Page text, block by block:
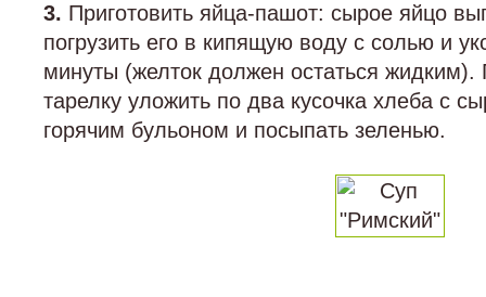
3. Приготовить яйца-пашот: сырое яйцо
погрузить его в кипящую воду с солью и
минуты (желток должен остаться
тарелку уложить по два кусочка хлеба с
горячим бульоном и посыпать зеленью.